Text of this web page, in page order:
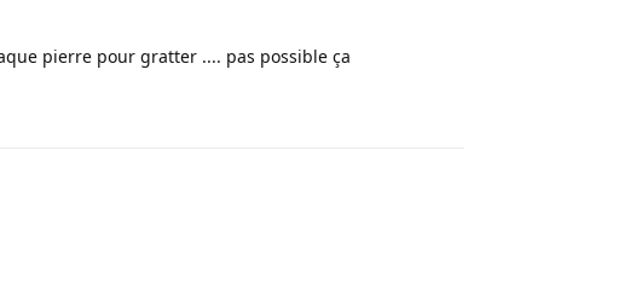
pierre pour gratter .... pas possible ça